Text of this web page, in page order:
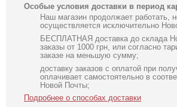
Особые условия доставки в период
Наш магазин продолжает работать,
осуществляется исключительно
БЕСПЛАТНАЯ доставка до склада
заказы от 1000 грн, или согласно
заказе на меньшую сумму;
доставку заказов с оплатой при
оплачивает самостоятельно в
Новой Почты;
Подробнее о способах доставки